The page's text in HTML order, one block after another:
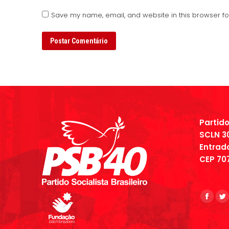
Save my name, email, and website in this browser
Postar Comentário
SCLN
CEP